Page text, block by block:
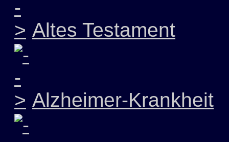
Altes Testament
Alzheimer-Krankheit